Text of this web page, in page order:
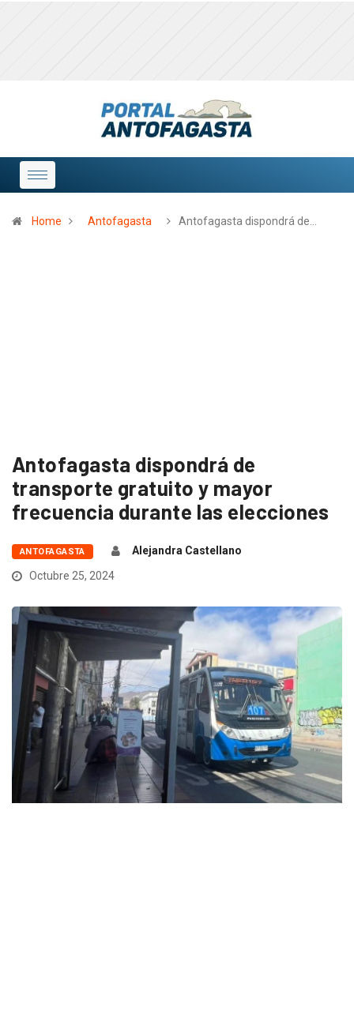
Home Antofagasta Antofagasta dispondrá de…
Antofagasta dispondrá de
transporte gratuito y mayor
frecuencia durante las elecciones
ANTOFAGASTA
Alejandra Castellano
Octubre 25, 2024